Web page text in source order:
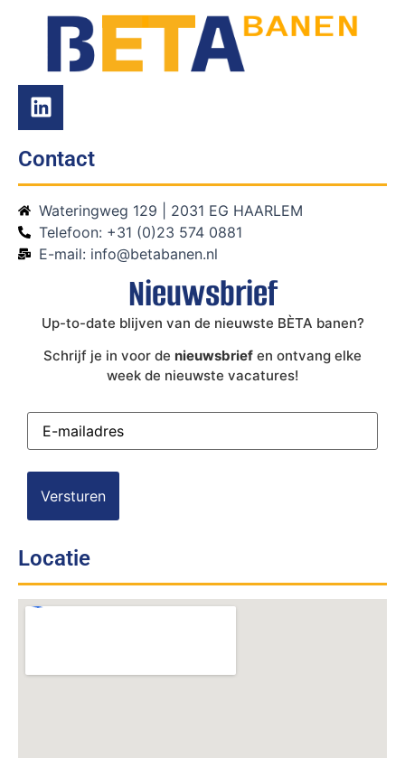
Contact
Wateringweg 129 | 2031 EG HAARLEM
Telefoon: +31 (0)23 574 0881
E-mail: info@betabanen.nl
Nieuwsbrief
Up-to-date blijven van de nieuwste BÈTA banen?
Schrijf je in voor de nieuwsbrief en ontvang elke
week de nieuwste vacatures!
E-
mailadres(Vereist)
Locatie